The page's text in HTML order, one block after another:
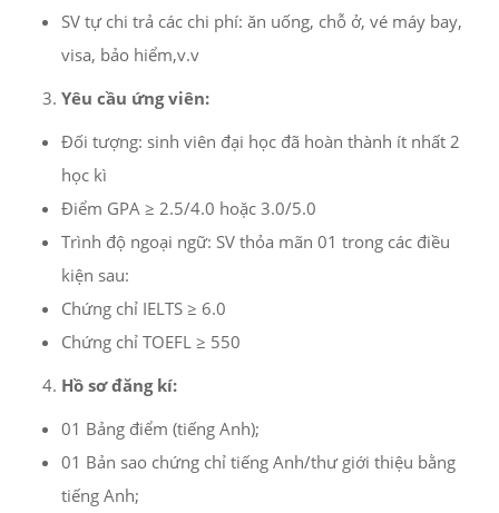
SV tự chi trả các chi phí: ăn uống, chỗ ở, vé máy bay,
visa, bảo hiểm,v.v
Yêu cầu ứng viên:
Đối tượng: sinh viên đại học đã hoàn thành ít nhất 2
học kì
Điểm GPA ≥ 2.5/4.0 hoặc 3.0/5.0
Trình độ ngoại ngữ: SV thỏa mãn 01 trong các điều
kiện sau:
Chứng chỉ IELTS ≥ 6.0
Chứng chỉ TOEFL ≥ 550
Hồ sơ đăng kí:
01 Bảng điểm (tiếng Anh);
01 Bản sao chứng chỉ tiếng Anh/thư giới thiệu bằng
tiếng Anh;